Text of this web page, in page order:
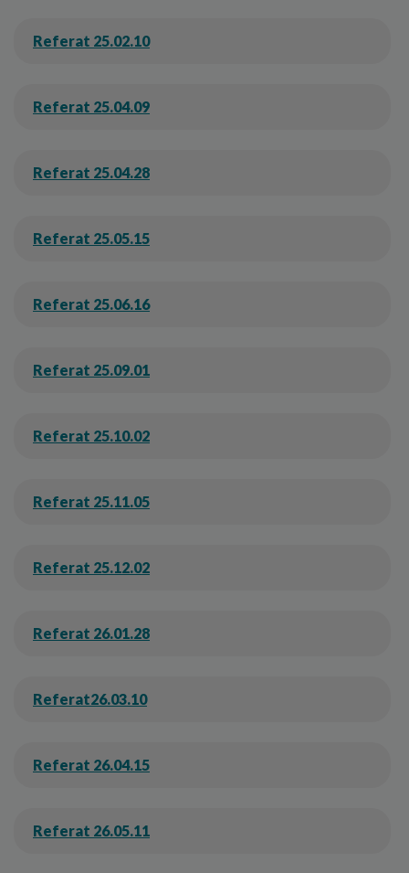
Referat 25.02.10
Referat 25.04.09
Referat 25.04.28
Referat 25.05.15
Referat 25.06.16
Referat 25.09.01
Referat 25.10.02
Referat 25.11.05
Referat 25.12.02
Referat 26.01.28
Referat26.03.10
Referat 26.04.15
Referat 26.05.11